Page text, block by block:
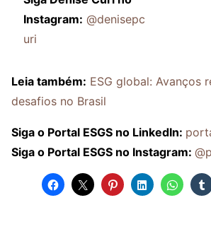
Instagram: @denisepc
uri
Leia também: ESG global: Avanços
desafios no Brasil
Siga o Portal ESGS no LinkedIn:
Siga o Portal ESGS no Instagram: